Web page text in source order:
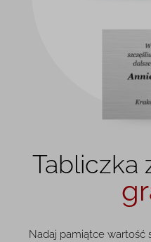
Tabliczka
Nadaj pamiątce